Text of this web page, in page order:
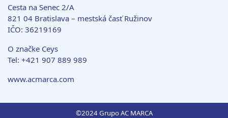
Cesta na Senec 2/A
821 04 Bratislava – mestská časť Ružinov
IČO: 36219169
O značke Ceys
Tel: +421 907 889 989
www.acmarca.com
©2024 Grupo AC MARCA